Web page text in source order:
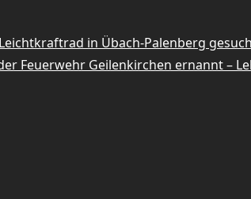
in Übach-Palenberg
Feuerwehr Geilenkirchen ernannt –